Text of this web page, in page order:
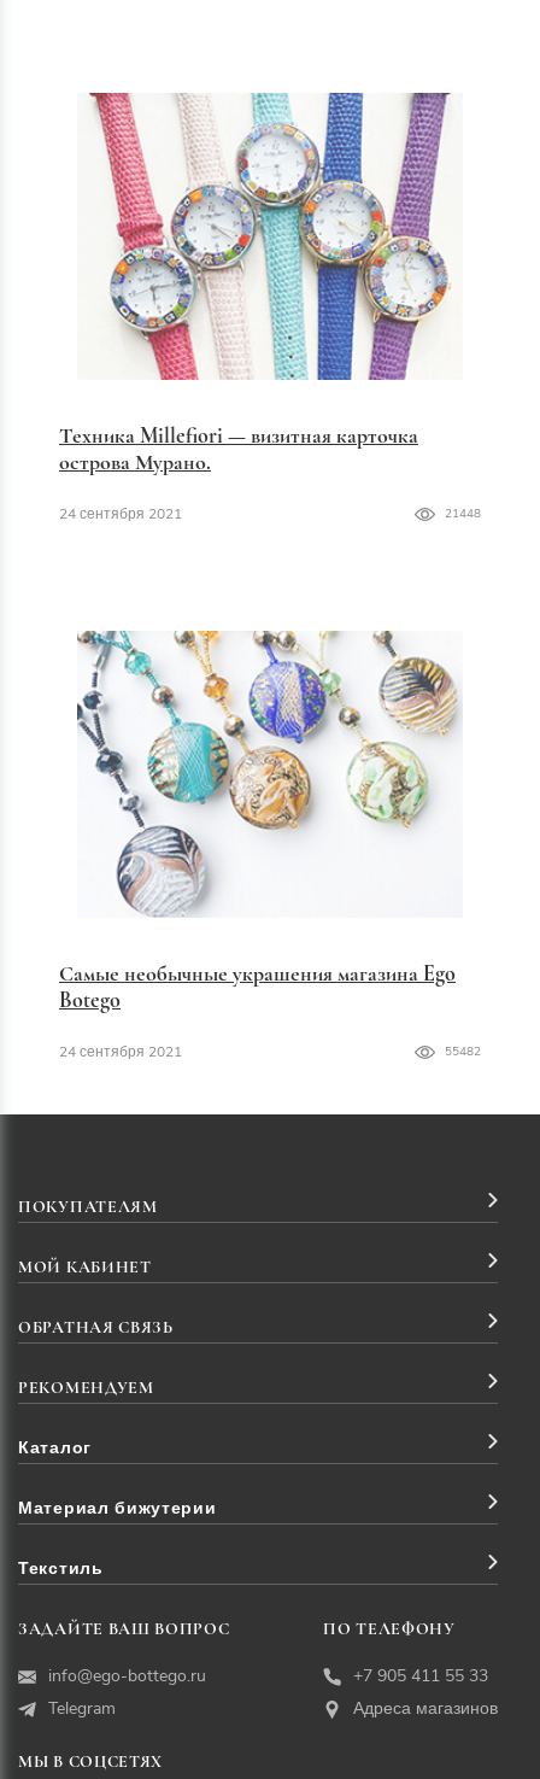
Техника Millefiori — визитная карточка
острова Мурано.
24 сентября 2021 21448
Самые необычные украшения магазина Ego
Botego
24 сентября 2021 55482
ПОКУПАТЕЛЯМ
МОЙ КАБИНЕТ
ОБРАТНАЯ СВЯЗЬ
РЕКОМЕНДУЕМ
Каталог
Материал бижутерии
Текстиль
ЗАДАЙТЕ ВАШ ВОПРОС
info@ego-bottego.ru
Telegram
ПО ТЕЛЕФОНУ
+7 905 411 55 33
Адреса магазинов
МЫ В СОЦСЕТЯХ